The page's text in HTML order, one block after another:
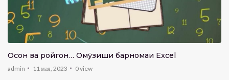
Осон ва ройгон… Омӯзиши барномаи Excel
admin 11 мая, 2023 0view